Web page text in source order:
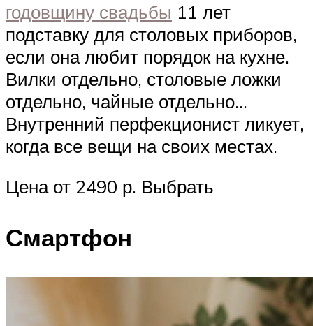
годовщину свадьбы 11 лет
подставку для столовых приборов,
если она любит порядок на кухне.
Вилки отдельно, столовые ложки
отдельно, чайные отдельно…
Внутренний перфекционист ликует,
когда все вещи на своих местах.
Цена от 2490 р. Выбрать
Смартфон